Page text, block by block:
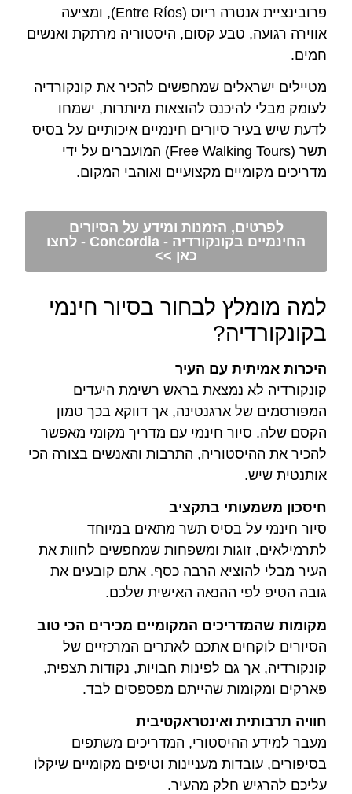
פרובינציית אנטרה ריוס (Entre Ríos), ומציעה
אווירה רגועה, טבע קסום, היסטוריה מרתקת ואנשים
חמים.
מטיילים ישראלים שמחפשים להכיר את קונקורדיה
לעומק מבלי להיכנס להוצאות מיותרות, ישמחו
לדעת שיש בעיר סיורים חינמיים איכותיים על בסיס
תשר (Free Walking Tours) המועברים על ידי
מדריכים מקומיים מקצועיים ואוהבי המקום.
לפרטים, הזמנות ומידע על הסיורים
החינמיים בקונקורדיה - Concordia - לחצו
כאן >>
למה מומלץ לבחור בסיור חינמי
בקונקורדיה?
היכרות אמיתית עם העיר
קונקורדיה לא נמצאת בראש רשימת היעדים
המפורסמים של ארגנטינה, אך דווקא בכך טמון
הקסם שלה. סיור חינמי עם מדריך מקומי מאפשר
להכיר את ההיסטוריה, התרבות והאנשים בצורה הכי
אותנטית שיש.
חיסכון משמעותי בתקציב
סיור חינמי על בסיס תשר מתאים במיוחד
לתרמילאים, זוגות ומשפחות שמחפשים לחוות את
העיר מבלי להוציא הרבה כסף. אתם קובעים את
גובה הטיפ לפי ההנאה האישית שלכם.
מקומות שהמדריכים המקומיים מכירים הכי טוב
הסיורים לוקחים אתכם לאתרים המרכזיים של
קונקורדיה, אך גם לפינות חבויות, נקודות תצפית,
פארקים ומקומות שהייתם מפספסים לבד.
חוויה תרבותית ואינטראקטיבית
מעבר למידע ההיסטורי, המדריכים משתפים
בסיפורים, עובדות מעניינות וטיפים מקומיים שיקלו
עליכם להרגיש חלק מהעיר.